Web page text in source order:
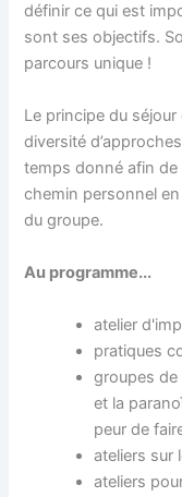
définir ce qui est
sont ses objectifs.
parcours unique !
Le principe du séjour
diversité
temps donné afin
chemin personnel
du groupe.
Au programme...
atelier
pratiques
groupes de
et la
peur de
ateliers sur
ateliers